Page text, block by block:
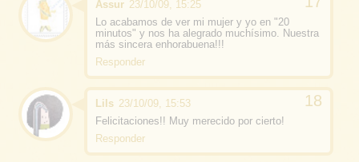
Assur 23/10/09, 15:25
Lo acabamos de ver mi mujer y yo en "20
minutos" y nos ha alegrado muchísimo. Nuestra
más sincera enhorabuena!!!
Responder
Lils 23/10/09, 15:53
Felicitaciones!! Muy merecido por cierto!
Responder